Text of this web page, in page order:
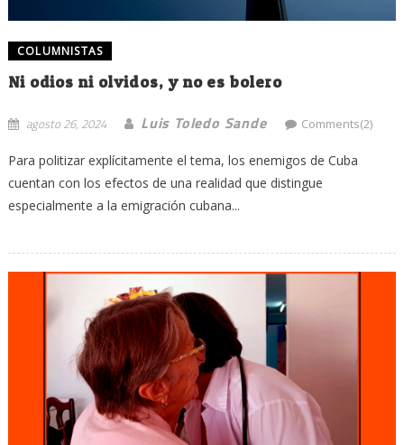
COLUMNISTAS
Ni odios ni olvidos, y no es bolero
agosto 26, 2024 Luis Toledo Sande Comments(2)
Para politizar explícitamente el tema, los enemigos de Cuba
cuentan con los efectos de una realidad que distingue
especialmente a la emigración cubana...